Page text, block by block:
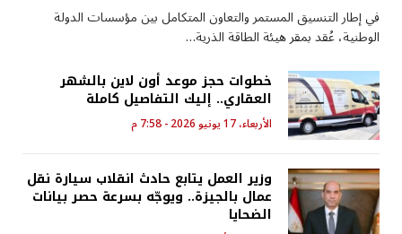
في إطار التنسيق المستمر والتعاون المتكامل بين مؤسسات الدولة
الوطنية، عُقد بمقر هيئة الطاقة الذرية…
خطوات حجز موعد أون لاين بالشهر
العقاري.. إليك التفاصيل كاملة
الأربعاء، 17 يونيو 2026 - 7:58 م
وزير العمل يتابع حادث انقلاب سيارة نقل
عمال بالجيزة.. ويوجّه بسرعة حصر بيانات
الضحايا